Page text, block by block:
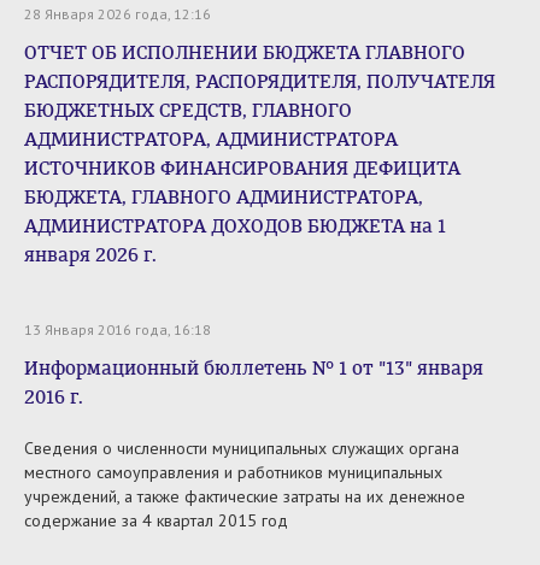
28 Января 2026 года, 12:16
ОТЧЕТ ОБ ИСПОЛНЕНИИ БЮДЖЕТА ГЛАВНОГО
РАСПОРЯДИТЕЛЯ, РАСПОРЯДИТЕЛЯ, ПОЛУЧАТЕЛЯ
БЮДЖЕТНЫХ СРЕДСТВ, ГЛАВНОГО
АДМИНИСТРАТОРА, АДМИНИСТРАТОРА
ИСТОЧНИКОВ ФИНАНСИРОВАНИЯ ДЕФИЦИТА
БЮДЖЕТА, ГЛАВНОГО АДМИНИСТРАТОРА,
АДМИНИСТРАТОРА ДОХОДОВ БЮДЖЕТА на 1
января 2026 г.
13 Января 2016 года, 16:18
Информационный бюллетень № 1 от "13" января
2016 г.
Сведения о численности муниципальных служащих органа
местного самоуправления и работников муниципальных
учреждений, а также фактические затраты на их денежное
содержание за 4 квартал 2015 год